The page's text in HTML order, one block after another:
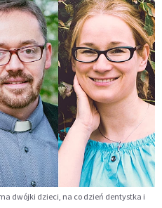
dwójki dzieci, na co dzień dentystka i